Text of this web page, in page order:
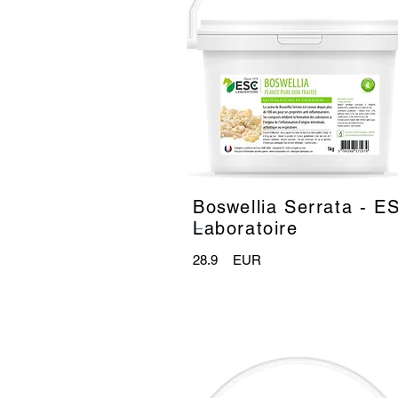
Boswellia Serrata -
Laboratoire
_
28.9 EUR